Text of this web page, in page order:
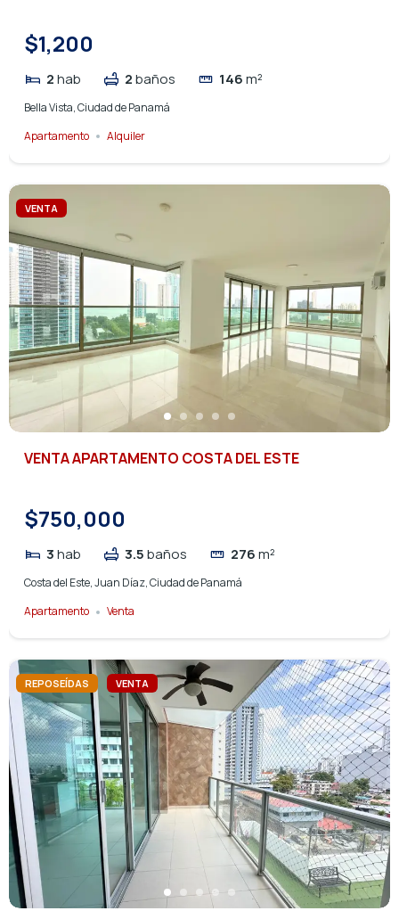
$1,200
2hab 2baños 146m²
Bella Vista, Ciudad de Panamá
Apartamento
Alquiler
VENTA
VENTA APARTAMENTO COSTA DEL ESTE
$750,000
3hab 3.5baños 276m²
Costa del Este, Juan Díaz, Ciudad de Panamá
Apartamento
Venta
REPOSEÍDAS VENTA